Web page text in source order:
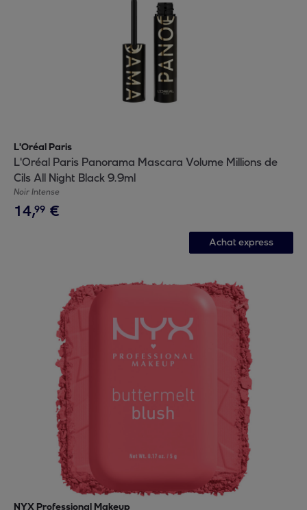
L'Oréal Paris
L'Oréal Paris Panorama Mascara Volume Millions de
Cils All Night Black 9.9ml
Noir Intense
14,99 €
Achat express
NYX Professional Makeup